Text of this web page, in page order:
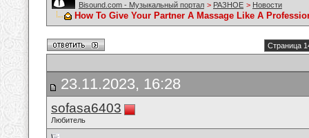
Bisound.com - Музыкальный портал > РАЗНОЕ > Новости
How To Give Your Partner A Massage Like A
Страница
23.11.2023, 16:28
sofasa6403
Любитель